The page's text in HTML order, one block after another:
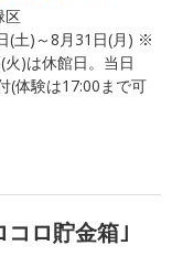
区
(土)～8月31日(月) ※
)は休館日。当日
(体験は17:00まで可
ロ貯金箱｣